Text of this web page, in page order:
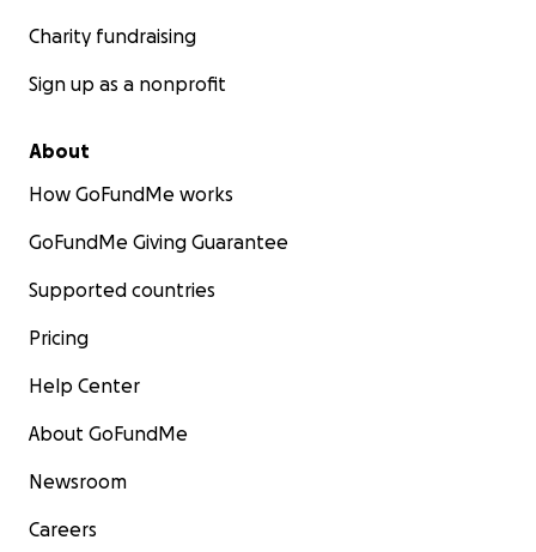
Charity fundraising
Sign up as a nonprofit
About
How GoFundMe works
GoFundMe Giving Guarantee
Supported countries
Pricing
Help Center
About GoFundMe
Newsroom
Careers